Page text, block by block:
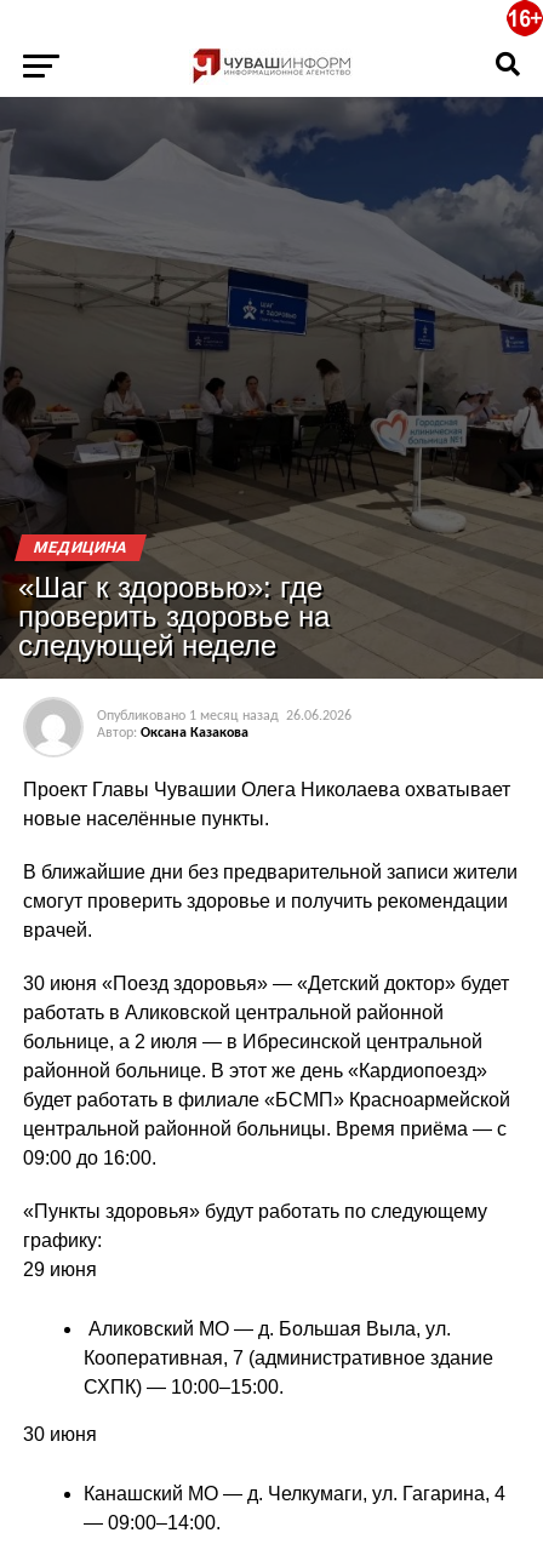
МЕДИЦИНА
«Шаг к здоровью»: где
проверить здоровье на
следующей неделе
Опубликовано 1 месяц назад 26.06.2026
Автор: Оксана Казакова
Проект Главы Чувашии Олега Николаева охватывает
новые населённые пункты.
В ближайшие дни без предварительной записи жители
смогут проверить здоровье и получить рекомендации
врачей.
30 июня «Поезд здоровья» — «Детский доктор» будет
работать в Аликовской центральной районной
больнице, а 2 июля — в Ибресинской центральной
районной больнице. В этот же день «Кардиопоезд»
будет работать в филиале «БСМП» Красноармейской
центральной районной больницы. Время приёма — с
09:00 до 16:00.
«Пункты здоровья» будут работать по следующему
графику:
29 июня
Аликовский МО — д. Большая Выла, ул.
Кооперативная, 7 (административное здание
СХПК) — 10:00–15:00.
30 июня
Канашский МО — д. Челкумаги, ул. Гагарина, 4
— 09:00–14:00.